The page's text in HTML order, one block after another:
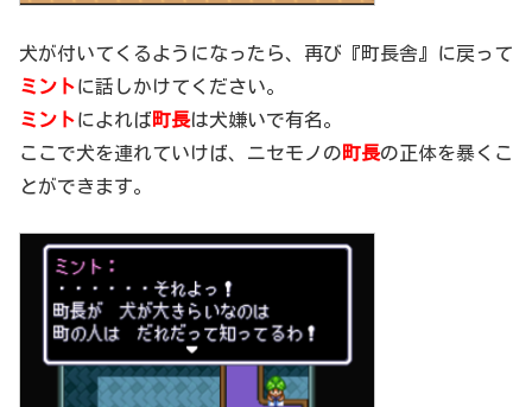
犬が付いてくるようになったら、再び『町長舎』に戻って
ミントに話しかけてください。
ミントによれば町長は犬嫌いで有名。
ここで犬を連れていけば、ニセモノの町長の正体を暴くこ
とができます。